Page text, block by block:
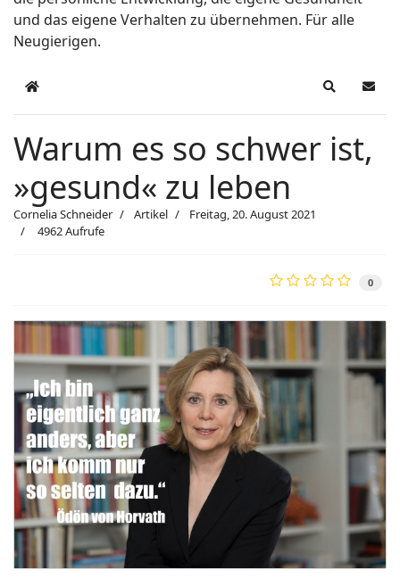
und das eigene Verhalten zu übernehmen. Für alle
Neugierigen.
Home Search
Warum es so schwer ist,
»gesund« zu leben
Cornelia Schneider Artikel
Freitag, 20. August 2021
4962 Aufrufe
0